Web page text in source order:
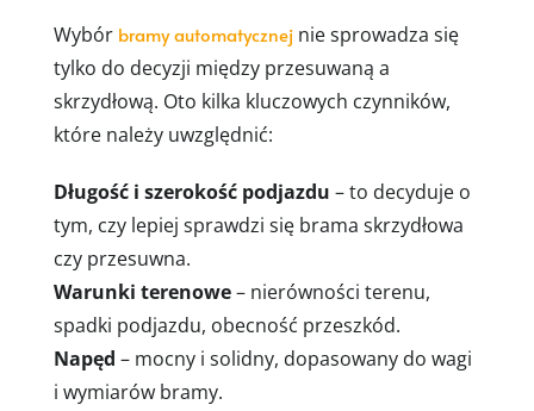
Wybór bramy automatycznejnie sprowadza się
tylko do decyzji między przesuwaną a
skrzydłową. Oto kilka kluczowych czynników,
które należy uwzględnić:
Długość i szerokość podjazdu – to decyduje o
tym, czy lepiej sprawdzi się brama skrzydłowa
czy przesuwna.
Warunki terenowe– nierówności terenu,
spadki podjazdu, obecność przeszkód.
Napęd – mocny i solidny, dopasowany do wagi
i wymiarów bramy.